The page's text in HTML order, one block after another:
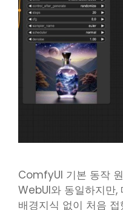
ComfyUI 기본 동작
WebUI와 동일하지만,
배경지식 없이 처음